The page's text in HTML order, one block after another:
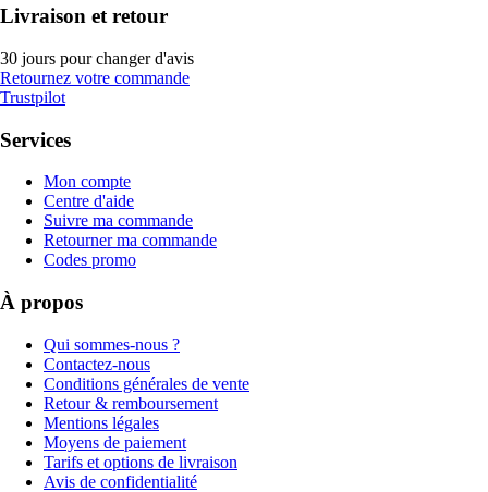
Livraison et retour
30 jours pour changer d'avis
Retournez votre commande
Trustpilot
Services
Mon compte
Centre d'aide
Suivre ma commande
Retourner ma commande
Codes promo
À propos
Qui sommes-nous ?
Contactez-nous
Conditions générales de vente
Retour & remboursement
Mentions légales
Moyens de paiement
Tarifs et options de livraison
Avis de confidentialité